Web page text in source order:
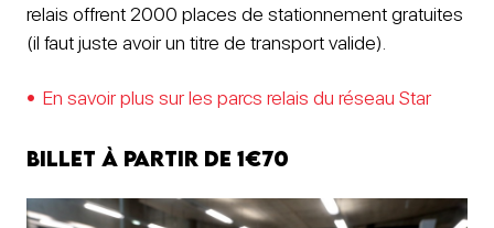
relais offrent 2000 places de stationnement gratuites
(il faut juste avoir un titre de transport valide).
En savoir plus sur les parcs relais du réseau Star
Billet à partir de 1€70